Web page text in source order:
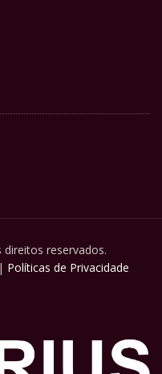
reservados.
| Políticas de Privacidade